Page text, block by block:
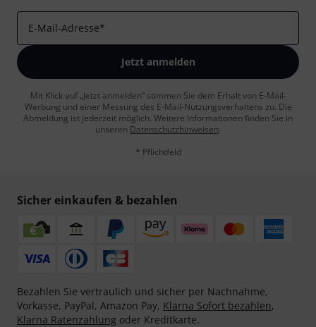
E-Mail-Adresse*
Jetzt anmelden
Mit Klick auf „Jetzt anmelden“ stimmen Sie dem Erhalt von E-Mail-
Werbung und einer Messung des E-Mail-Nutzungsverhaltens zu. Die
Abmeldung ist jederzeit möglich. Weitere Informationen finden Sie in
unseren Datenschutzhinweisen.
* Pflichtfeld
Sicher einkaufen & bezahlen
Bezahlen Sie vertraulich und sicher per Nachnahme,
Vorkasse, PayPal, Amazon Pay, Klarna Sofort bezahlen,
Klarna Ratenzahlung oder Kreditkarte.